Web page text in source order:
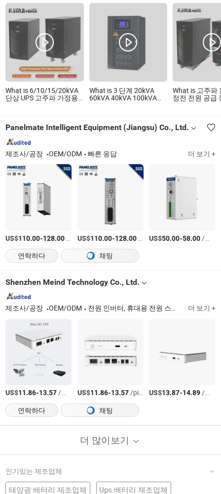
What is 6/10/15/20kVA
단상 UPS 고주파 가정용
What is 3 단계 20kVA
60kVA 40kVA 100kVA
급 장치 Ubp 제조사로부
What is 고주파
정전 전원 공급
UPS
Panelmate Intelligent Equipment (Jiangsu) Co., Ltd.
제조사/공장 OEM/ODM 빠른 응답 더 보기 +
US$110.00-128.00 US$110.00-128.00/상품 US$50.00-58.00/상품
연락하다
채팅
Shenzhen Meind Technology Co., Ltd.
제조사/공장 OEM/ODM 전원 인버터, 휴대용 전원 스테이션, 미니 DC UPS 더 보기 +
US$11.86-13.57/상품 US$11.86-13.57/pieces US$13.87-14.89/상품
연락하다
채팅
더 많이보기
인기있는 제조업체
태양광 배터리 제조업체 Ups 배터리 제조업체